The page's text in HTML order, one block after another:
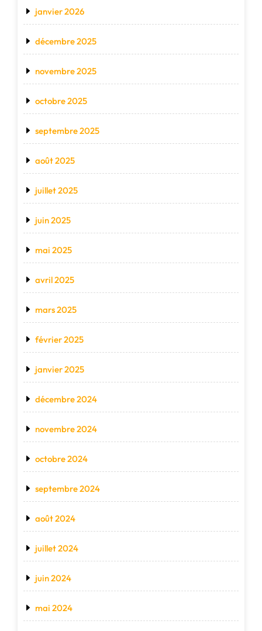
janvier 2026
décembre 2025
novembre 2025
octobre 2025
septembre 2025
août 2025
juillet 2025
juin 2025
mai 2025
avril 2025
mars 2025
février 2025
janvier 2025
décembre 2024
novembre 2024
octobre 2024
septembre 2024
août 2024
juillet 2024
juin 2024
mai 2024